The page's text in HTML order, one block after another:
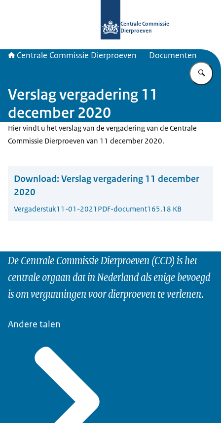
Centrale Commissie
Dierproeven
Centrale Commissie Dierproeven Documenten
Verslag vergadering 11
december 2020
Hier vindt u het verslag van de vergadering van de Centrale
Commissie Dierproeven van 11 december 2020.
Download: Verslag vergadering 11 december
2020
Vergaderstuk11-01-2021 PDF-document165.18 KB
De Centrale Commissie Dierproeven (CCD) is het
centrale orgaan dat in Nederland als enige bevoegd
is om vergunningen voor dierproeven te verlenen.
Andere talen